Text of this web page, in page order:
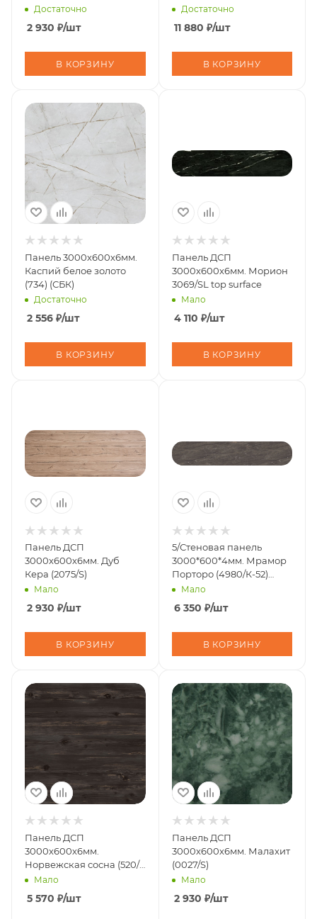
Достаточно
2 930 ₽/шт
В КОРЗИНУ
mika)
Достаточно
11 880 ₽/шт
В КОРЗИНУ
Панель 3000х600х6мм.
Каспий белое золото
(734) (СБК)
Достаточно
2 556 ₽/шт
В КОРЗИНУ
Панель ДСП
3000х600х6мм. Морион
3069/SL top surface
Мало
4 110 ₽/шт
В КОРЗИНУ
Панель ДСП
3000х600х6мм. Дуб
Кера (2075/S)
Мало
2 930 ₽/шт
В КОРЗИНУ
5/Стеновая панель
3000*600*4мм. Мрамор
Порторо (4980/К-52)
(Кедр)
Мало
6 350 ₽/шт
В КОРЗИНУ
Панель ДСП
3000х600х6мм.
Норвежская сосна (520/
СД)Мало
5 570 ₽/шт
Панель ДСП
3000х600х6мм. Малахит
(0027/S)
Мало
2 930 ₽/шт